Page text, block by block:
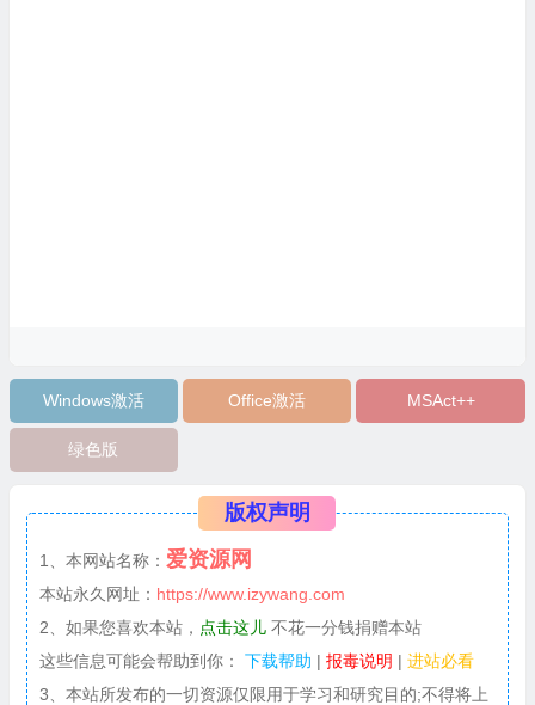
Windows激活 Office激活 MSAct++
绿色版
版权声明
1、本网站名称： 爱资源网
本站永久网址： https://www.izywang.com
2、如果您喜欢本站， 点击这儿不花一分钱捐赠本站
这些信息可能会帮助到你：
下载帮助 | 报毒说明 | 进站必看
3、本站所发布的一切资源仅限用于学习和研究目的;不得将上